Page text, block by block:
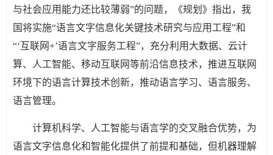
与社会应用能力还比较薄弱”的问题，《规划》指出，我
国将实施“语言文字信息化关键技术研究与应用工程”和
“‘互联网+’语言文字服务工程”，充分利用大数据、云计
算、人工智能、移动互联网等前沿信息技术，推进互联网
环境下的语言计算技术创新，推动语言学习、语言服务、
语言管理。
计算机科学、人工智能与语言学的交叉融合优势，为
语言文字信息化和智能化提供了前提和基础，但机器理解